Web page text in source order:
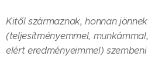
Kitől származnak, honnan
(teljesítményemmel,
elért eredményeimmel)